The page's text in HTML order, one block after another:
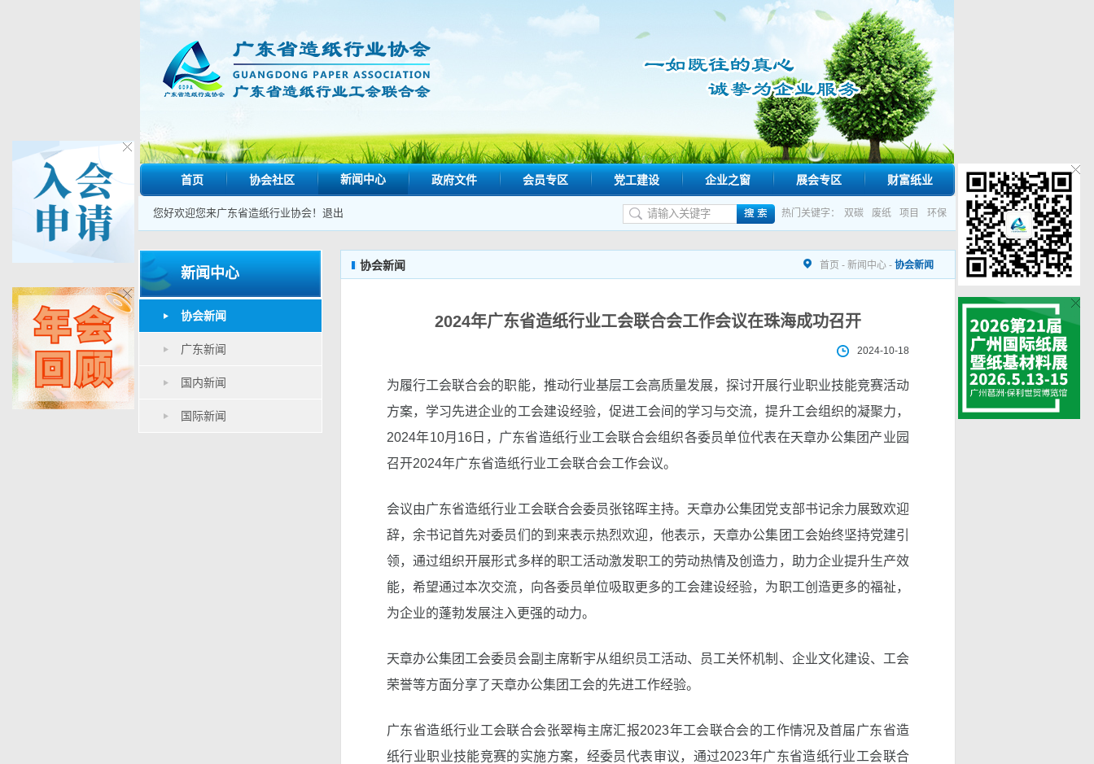
首页 协会社区 新闻中心 政府文件 会员专区 党工建设 企业之窗 展会专区 财富纸业
您好欢迎您来广东省造纸行业协会！ 退出 热门关键字： 双碳 废纸 项目 环保
新闻中心
协会新闻
广东新闻
国内新闻
国际新闻
协会新闻 首页 - 新闻中心 - 协会新闻
2024年广东省造纸行业工会联合会工作会议在珠海成功召开
2024-10-18
为履行工会联合会的职能，推动行业基层工会高质量发展，探讨开展行业职业技能竞赛活动
方案，学习先进企业的工会建设经验，促进工会间的学习与交流，提升工会组织的凝聚力，
2024年10月16日，广东省造纸行业工会联合会组织各委员单位代表在天章办公集团产业园
召开2024年广东省造纸行业工会联合会工作会议。
会议由广东省造纸行业工会联合会委员张铭晖主持。天章办公集团党支部书记余力展致欢迎
辞，余书记首先对委员们的到来表示热烈欢迎，他表示，天章办公集团工会始终坚持党建引
领，通过组织开展形式多样的职工活动激发职工的劳动热情及创造力，助力企业提升生产效
能，希望通过本次交流，向各委员单位吸取更多的工会建设经验，为职工创造更多的福祉，
为企业的蓬勃发展注入更强的动力。
天章办公集团工会委员会副主席靳宇从组织员工活动、员工关怀机制、企业文化建设、工会
荣誉等方面分享了天章办公集团工会的先进工作经验。
广东省造纸行业工会联合会张翠梅主席汇报2023年工会联合会的工作情况及首届广东省造
纸行业职业技能竞赛的实施方案，经委员代表审议，通过2023年广东省造纸行业工会联合